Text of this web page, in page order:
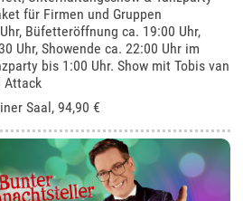
für Firmen und Gruppen
Büfetteröffnung ca. 19:00 Uhr,
Uhr, Showende ca. 22:00 Uhr im
bis 1:00 Uhr. Show mit Tobis van
Attack
Saal , 94,90 €